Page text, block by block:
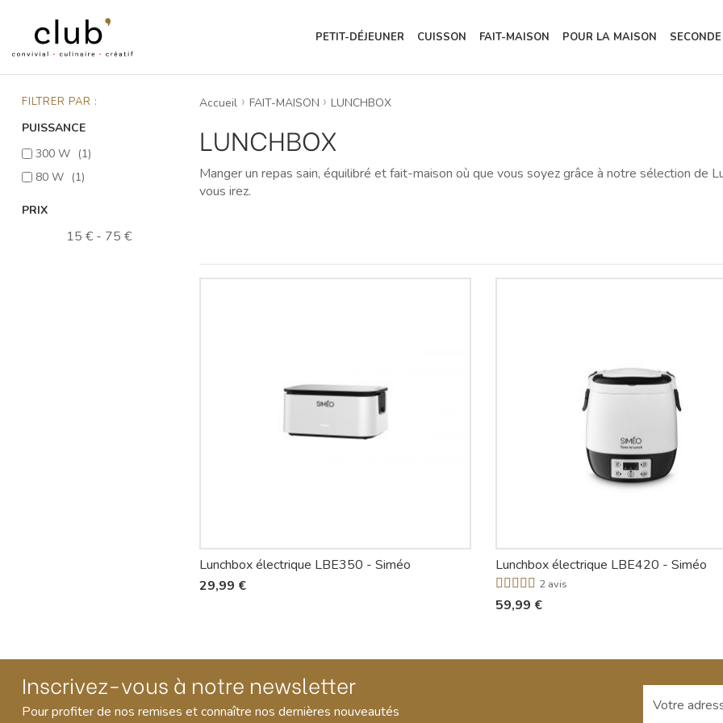
PETIT-DÉJEUNER CUISSON FAIT-MAISON POUR LA MAISON
FILTRER PAR :
PUISSANCE
300 W (1)
80 W (1)
PRIX
15 € - 75 €
Accueil FAIT-MAISON LUNCHBOX
LUNCHBOX
Manger un repas sain, équilibré et fait-maison où que vous soyez grâce à notre sélection de
vous irez.
Lunchbox électrique LBE350 - Siméo
29,99 €
Lunchbox électrique LBE420 - Siméo
2 avis
59,99 €
Inscrivez-vous à notre newsletter
Pour profiter de nos remises et connaître nos dernières nouveautés